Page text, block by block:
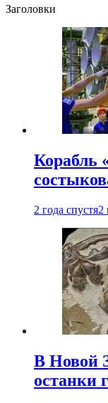
Заголовки
Корабль
2 года спустя2
В Новой
останки